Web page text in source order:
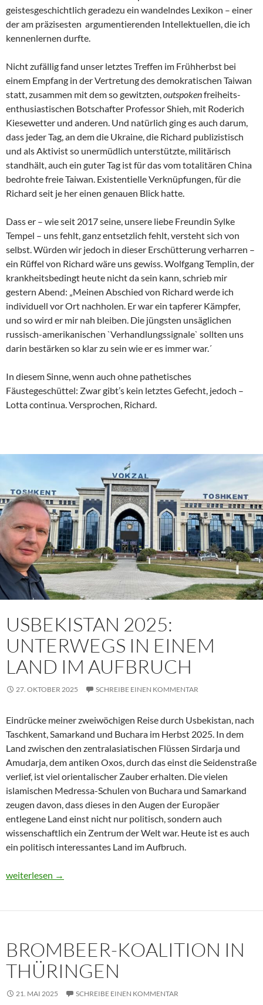
geistesgeschichtlich geradezu ein wandelndes Lexikon – einer
der am präzisesten argumentierenden Intellektuellen, die ich
kennenlernen durfte.
Nicht zufällig fand unser letztes Treffen im Frühherbst bei
einem Empfang in der Vertretung des demokratischen Taiwan
statt, zusammen mit dem so gewitzten,outspokenfreiheits-
enthusiastischen Botschafter Professor Shieh, mit Roderich
Kiesewetter und anderen. Und natürlich ging es auch darum,
dass jeder Tag, an dem die Ukraine, die Richard publizistisch
und als Aktivist so unermüdlich unterstützte, militärisch
standhält, auch ein guter Tag ist für das vom totalitären China
bedrohte freie Taiwan. Existentielle Verknüpfungen, für die
Richard seit je her einen genauen Blick hatte.
Dass er – wie seit 2017 seine, unsere liebe Freundin Sylke
Tempel – uns fehlt, ganz entsetzlich fehlt, versteht sich von
selbst. Würden wir jedoch in dieser Erschütterung verharren –
ein Rüffel von Richard wäre uns gewiss. Wolfgang Templin, der
krankheitsbedingt heute nicht da sein kann, schrieb mir
gestern Abend: „Meinen Abschied von Richard werde ich
individuell vor Ort nachholen. Er war ein tapferer Kämpfer,
und so wird er mir nah bleiben. Die jüngsten unsäglichen
russisch-amerikanischen `Verhandlungssignale` sollten uns
darin bestärken so klar zu sein wie er es immer war.´
In diesem Sinne, wenn auch ohne pathetisches
Fäustegeschüttel: Zwar gibt’s kein letztes Gefecht, jedoch –
Lotta continua. Versprochen, Richard.
USBEKISTAN 2025:
UNTERWEGS IN EINEM
LAND IM AUFBRUCH
27. OKTOBER 2025 SCHREIBE EINEN KOMMENTAR
Eindrücke meiner zweiwöchigen Reise durch Usbekistan, nach
Taschkent, Samarkand und Buchara im Herbst 2025. In dem
Land zwischen den zentralasiatischen Flüssen Sirdarja und
Amudarja, dem antiken Oxos, durch das einst die Seidenstraße
verlief, ist viel orientalischer Zauber erhalten. Die vielen
islamischen Medressa-Schulen von Buchara und Samarkand
zeugen davon, dass dieses in den Augen der Europäer
entlegene Land einst nicht nur politisch, sondern auch
wissenschaftlich ein Zentrum der Welt war. Heute ist es auch
ein politisch interessantes Land im Aufbruch.
Usbekistan 2025: Unterwegs in einem Land im Aufbruch
weiterlesen →
BROMBEER-KOALITION IN
THÜRINGEN
21. MAI 2025 SCHREIBE EINEN KOMMENTAR